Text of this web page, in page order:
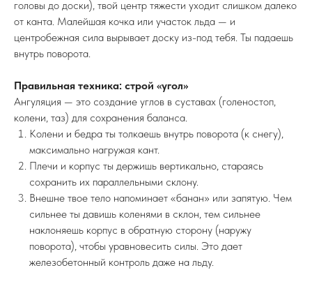
головы до доски), твой центр тяжести уходит слишком далеко
от канта. Малейшая кочка или участок льда — и
центробежная сила вырывает доску из-под тебя. Ты падаешь
внутрь поворота.
Правильная техника: строй «угол»
Ангуляция — это создание углов в суставах (голеностоп,
колени, таз) для сохранения баланса.
Колени и бедра ты толкаешь внутрь поворота (к снегу),
максимально нагружая кант.
Плечи и корпус ты держишь вертикально, стараясь
сохранить их параллельными склону.
Внешне твое тело напоминает «банан» или запятую. Чем
сильнее ты давишь коленями в склон, тем сильнее
наклоняешь корпус в обратную сторону (наружу
поворота), чтобы уравновесить силы. Это дает
железобетонный контроль даже на льду.